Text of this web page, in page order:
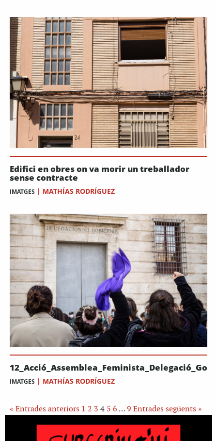
Edifici en obres on va morir un treballador
sense contracte
IMATGES | MATHÍAS RODRÍGUEZ
IMATGES | MATHÍAS RODRÍGUEZ
« Entrades anteriors 1 2 3 4 5 6 … 9 Entrades següents »